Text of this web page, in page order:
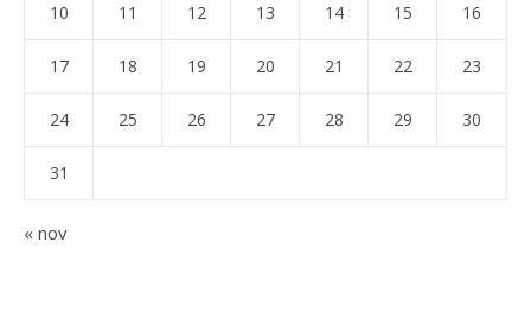
10 11 12 13 14 15 16
17 18 19 20 21 22 23
24 25 26 27 28 29 30
31
« nov